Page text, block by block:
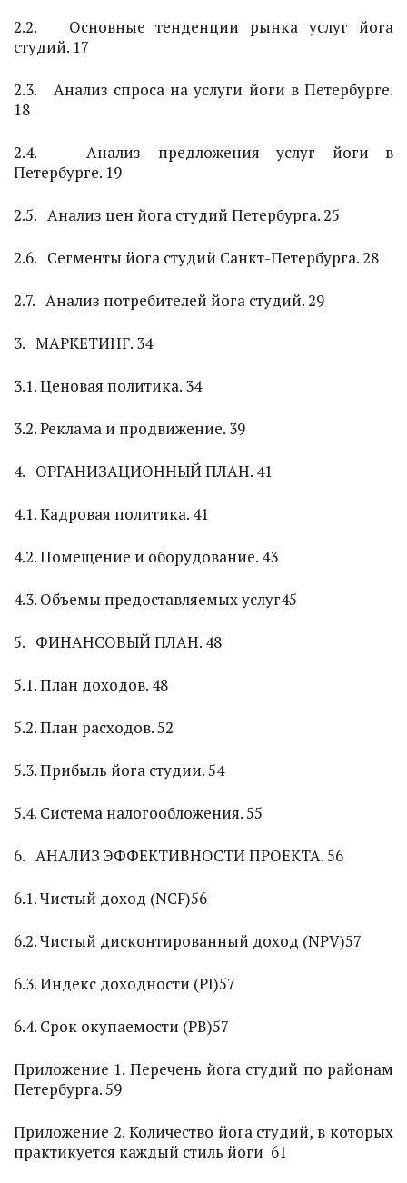
2.2. Основные тенденции рынка услуг йога
студий. 17
2.3. Анализ спроса на услуги йоги в Петербурге.
18
2.4. Анализ предложения услуг йоги в
Петербурге. 19
2.5. Анализ цен йога студий Петербурга. 25
2.6. Сегменты йога студий Санкт-Петербурга. 28
2.7. Анализ потребителей йога студий. 29
3. МАРКЕТИНГ. 34
3.1. Ценовая политика. 34
3.2. Реклама и продвижение. 39
4. ОРГАНИЗАЦИОННЫЙ ПЛАН. 41
4.1. Кадровая политика. 41
4.2. Помещение и оборудование. 43
4.3. Объемы предоставляемых услуг45
5. ФИНАНСОВЫЙ ПЛАН. 48
5.1. План доходов. 48
5.2. План расходов. 52
5.3. Прибыль йога студии. 54
5.4. Система налогообложения. 55
6. АНАЛИЗ ЭФФЕКТИВНОСТИ ПРОЕКТА. 56
6.1. Чистый доход (NCF)56
6.2. Чистый дисконтированный доход (NPV)57
6.3. Индекс доходности (PI)57
6.4. Срок окупаемости (PB)57
Приложение 1. Перечень йога студий по районам
Петербурга. 59
Приложение 2. Количество йога студий, в которых
практикуется каждый стиль йоги 61